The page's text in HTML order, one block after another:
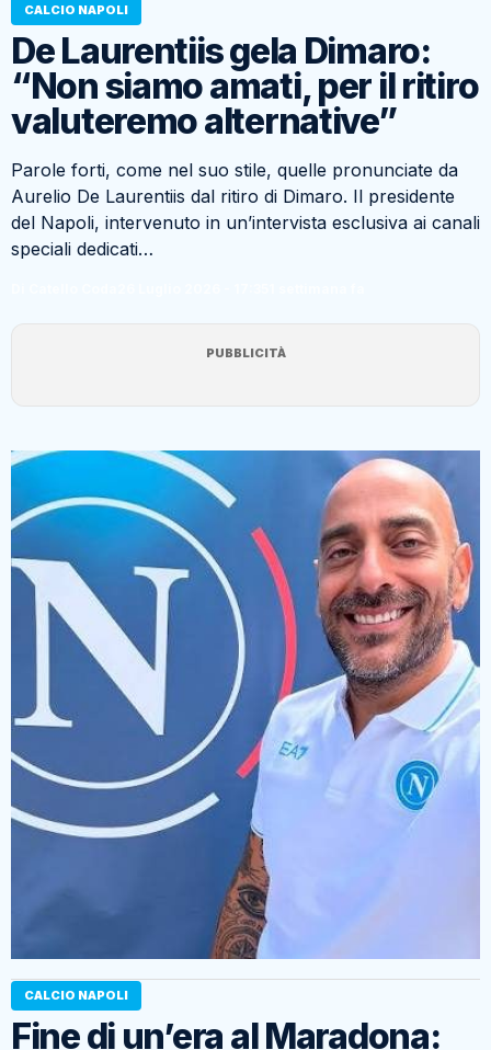
CALCIO NAPOLI
De Laurentiis gela Dimaro:
“Non siamo amati, per il ritiro
valuteremo alternative”
Parole forti, come nel suo stile, quelle pronunciate da
Aurelio De Laurentiis dal ritiro di Dimaro. Il presidente
del Napoli, intervenuto in un’intervista esclusiva ai canali
speciali dedicati…
PUBBLICITÀ
CALCIO NAPOLI
Fine di un’era al Maradona: